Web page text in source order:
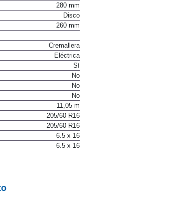
280 mm
Disco
260 mm
Cremallera
Eléctrica
Sí
No
No
No
11,05 m
205/60 R16
205/60 R16
6.5 x 16
6.5 x 16